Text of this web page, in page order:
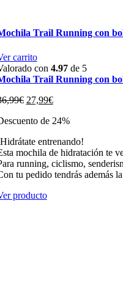
Trail Running con
carrito
con 4.97de 5
Trail Running con
€ El
original
36,99€.
27,99€El
actual
27,99€.
de 24%
entrenando!
mochila de hidratación te
running, ciclismo,
tu pedido tendrás además
producto